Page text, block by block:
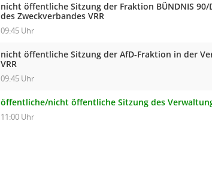
nicht öffentliche Sitzung der Fraktion BÜNDNIS 90/
des Zweckverbandes VRR
09:45 Uhr
nicht öffentliche Sitzung der AfD-Fraktion in der
VRR
09:45 Uhr
öffentliche/nicht öffentliche Sitzung des
11:00 Uhr